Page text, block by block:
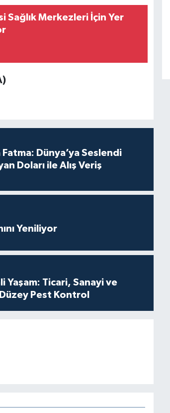
Sağlık Merkezleri İçin Yer
Fatma: Dünya’ya Seslendi
Doları ile Alış Veriş
Yeniliyor
Yaşam: Ticari, Sanayi ve
Pest Kontrol